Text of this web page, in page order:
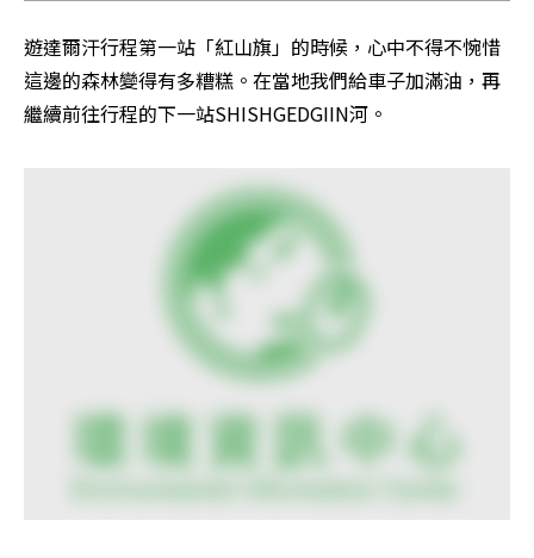
遊達爾汗行程第一站「紅山旗」的時候，心中不得不惋惜
這邊的森林變得有多糟糕。在當地我們給車子加滿油，再
繼續前往行程的下一站SHISHGEDGIIN河。